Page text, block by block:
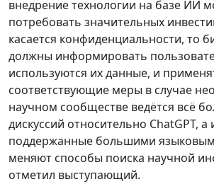
внедрение технологии на базе ИИ
потребовать значительных
касается конфиденциальности, то
должны информировать
используются их данные, и
соответствующие меры в случае
научном сообществе ведётся всё
дискуссий относительно ChatGPT,
поддержанные большими
меняют способы поиска научной
отметил выступающий.